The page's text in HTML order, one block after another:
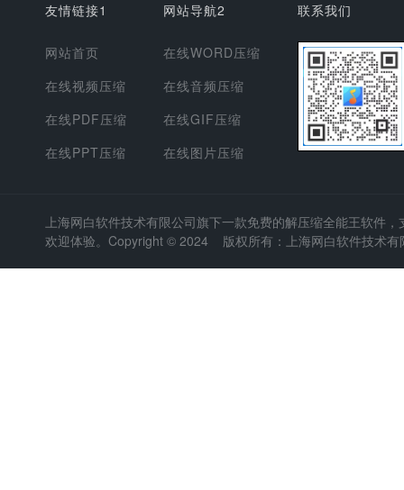
友情链接1
网站首页
在线视频压缩
在线PDF压缩
在线PPT压缩
网站导航2
在线WORD压缩
在线音频压缩
在线GIF压缩
在线图片压缩
联系我们
上海网白软件技术有限公司旗下一款免费的解压缩全能王软件
欢迎体验。Copyright © 2024 版权所有：上海网白软件技术